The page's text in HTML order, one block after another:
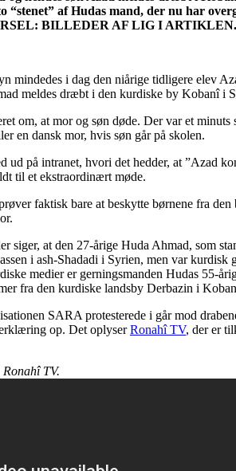
“stenet” af Hudas mand, der nu har
BILLEDER AF LIG I ARTIKLEN.
mindedes i dag den niårige tidligere elev
meldes dræbt i den kurdiske by Kobanî i
om, at mor og søn døde. Der var et minuts
en dansk mor, hvis søn går på skolen.
ud på intranet, hvori det hedder, at ”Azad
til et ekstraordinært møde.
faktisk bare at beskytte børnene fra den
siger, at den 27-årige Huda Ahmad, som
i ash-Shadadi i Syrien, men var kurdisk
medier er gerningsmanden Hudas 55-
fra den kurdiske landsby Derbazin i
SARA protesterede i går mod
op. Det oplyserRonahî TV, der er
Ronahî TV.